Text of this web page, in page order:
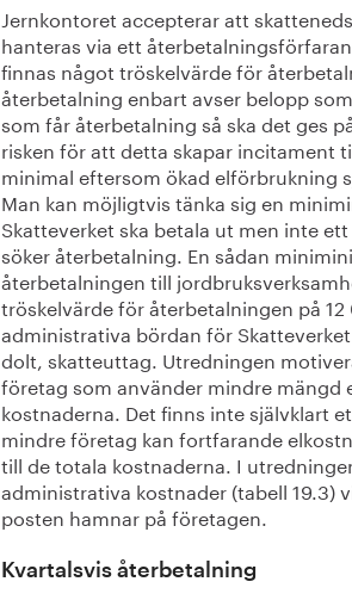
Jernkontoret accepterar att
hanteras via ett
finnas något tröskelvärde för
återbetalning enbart avser belopp
som får återbetalning så ska det ges
risken för att detta skapar incitament
minimal eftersom ökad elförbrukning
Man kan möjligtvis tänka sig en
Skatteverket ska betala ut men inte
söker återbetalning. En sådan
återbetalningen till
tröskelvärde för återbetalningen på
administrativa bördan för
dolt, skatteuttag. Utredningen
företag som använder mindre mängd
kostnaderna. Det finns inte självklart
mindre företag kan fortfarande
till de totala kostnaderna. I
administrativa kostnader (tabell 19.3)
posten hamnar på företagen.
Kvartalsvis återbetalning